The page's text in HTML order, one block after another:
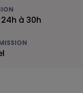
à 30h